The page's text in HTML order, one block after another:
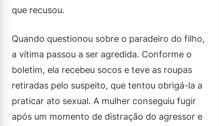
que recusou.
Quando questionou sobre o paradeiro do filho,
a vítima passou a ser agredida. Conforme o
boletim, ela recebeu socos e teve as roupas
retiradas pelo suspeito, que tentou obrigá-la a
praticar ato sexual. A mulher conseguiu fugir
após um momento de distração do agressor e